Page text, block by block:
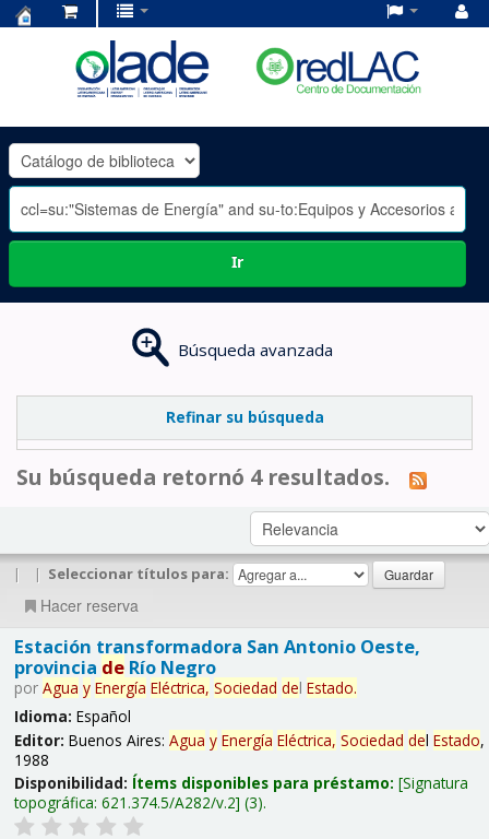
OLADE
-
Ir
Búsqueda avanzada
Refinar su búsqueda
Su búsqueda retornó 4 resultados.
| | Seleccionar títulos para:
Hacer reserva
Estación transformadora San Antonio Oeste,
provincia deRío Negro
por Agua y Energía Eléctrica, Sociedad del Estado.
Idioma: Español
Editor: Buenos Aires: Agua y Energía Eléctrica, Sociedad del Estado,
1988
Disponibilidad: Ítems disponibles para préstamo: Signatura
topográfica: 621.374.5/A282/v.2 (3).